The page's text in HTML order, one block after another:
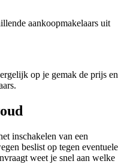
aankoopmakelaars uit
op je gemak de prijs en
inschakelen van een
beslist op tegen eventuele
weet je snel aan welke